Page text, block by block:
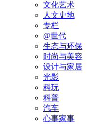
文化艺术
人文史地
专栏
@世代
生态与环保
时尚与美容
设计与家居
光影
科玩
科普
汽车
心事家事